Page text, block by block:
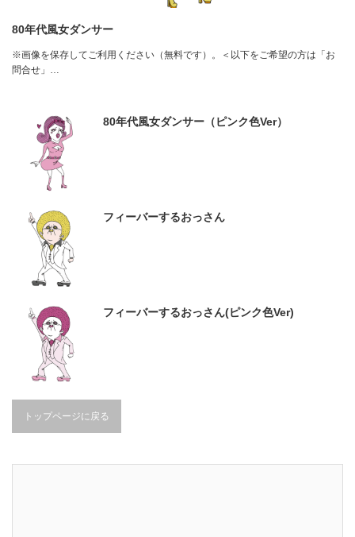
80年代風女ダンサー
※画像を保存してご利用ください（無料です）。＜以下をご希望の方は「お
問合せ」…
80年代風女ダンサー（ピンク色Ver）
フィーバーするおっさん
フィーバーするおっさん(ピンク色Ver)
トップページに戻る